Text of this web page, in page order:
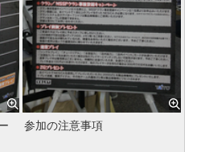
参加の注意事項